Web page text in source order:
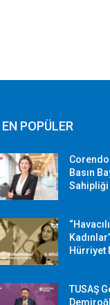
EN POPÜLER
Basın
Sahipliği
Hürriyet
TUSAŞ